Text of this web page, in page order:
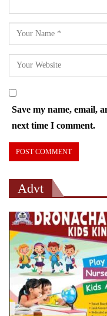
Save my name, email,
next time I comment.
Advt